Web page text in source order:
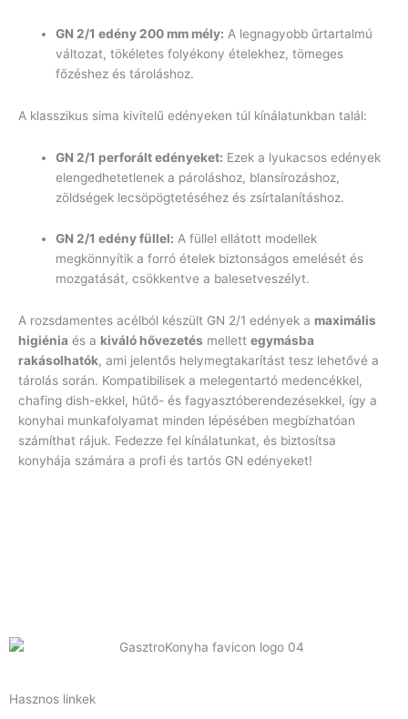
GN 2/1 edény 200 mm mély: A legnagyobb űrtartalmú
változat, tökéletes folyékony ételekhez, tömeges
főzéshez és tároláshoz.
A klasszikus sima kivitelű edényeken túl kínálatunkban talál:
GN 2/1 perforált edényeket: Ezek a lyukacsos edények
elengedhetetlenek a pároláshoz, blansírozáshoz,
zöldségek lecsöpögtetéséhez és zsírtalanításhoz.
GN 2/1 edény füllel: A füllel ellátott modellek
megkönnyítik a forró ételek biztonságos emelését és
mozgatását, csökkentve a balesetveszélyt.
A rozsdamentes acélból készült GN 2/1 edények a maximális
higiénia és a kiváló hővezetés mellett egymásba
rakásolhatók, ami jelentős helymegtakarítást tesz lehetővé a
tárolás során. Kompatibilisek a melegentartó medencékkel,
chafing dish-ekkel, hűtő- és fagyasztóberendezésekkel, így a
konyhai munkafolyamat minden lépésében megbízhatóan
számíthat rájuk. Fedezze fel kínálatunkat, és biztosítsa
konyhája számára a profi és tartós GN edényeket!
Hasznos linkek